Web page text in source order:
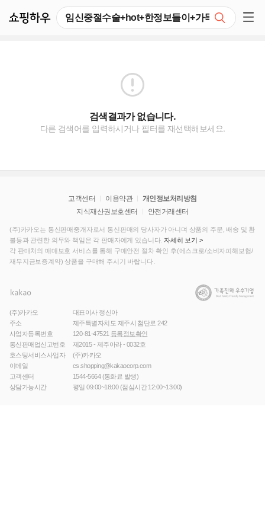
검색결과가 없습니다.
다른 검색어를 입력하시거나 필터를 재선택해보세요.
고객센터 이용약관
개인정보처리방침
지식재산권보호센터
안전거래센터
(주)카카오는 통신판매중개자로서 통신판매의 당사자가 아니며 상품의 주문, 배송 및 환
불등과 관련한 의무와 책임은 각 판매자에게 있습니다. 자세히 보기 >
각 판매처의 매매보호 서비스를 통해 구매안전 절차 확인 후(에스크로/소비자피해보험/
재무지금보증계약) 상품을 구매해 주시기 바랍니다.
(주)카카오
대표이사 정신아
주소
제주특별자치도 제주시 첨단로 242
사업자등록번호
120-81-47521 등록정보확인
통신판매업신고번호
제2015 - 제주아라 - 0032호
호스팅서비스사업자
(주)카카오
이메일
cs.shopping@kakaocorp.com
고객센터
1544-5664(통화료 발생)
상담가능시간
평일 09:00~18:00 (점심시간 12:00~13:00)